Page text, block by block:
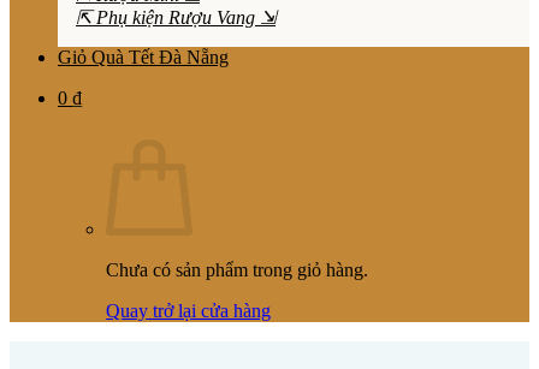
⇱ Phụ kiện Rượu Vang ⇲
Giỏ Quà Tết Đà Nẵng
0 ₫
Chưa có sản phẩm trong giỏ hàng.
Quay trở lại cửa hàng